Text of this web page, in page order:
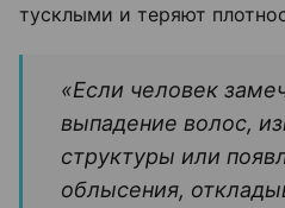
тусклыми и теряют
«Если человек
выпадение волос,
структуры или
облысения,